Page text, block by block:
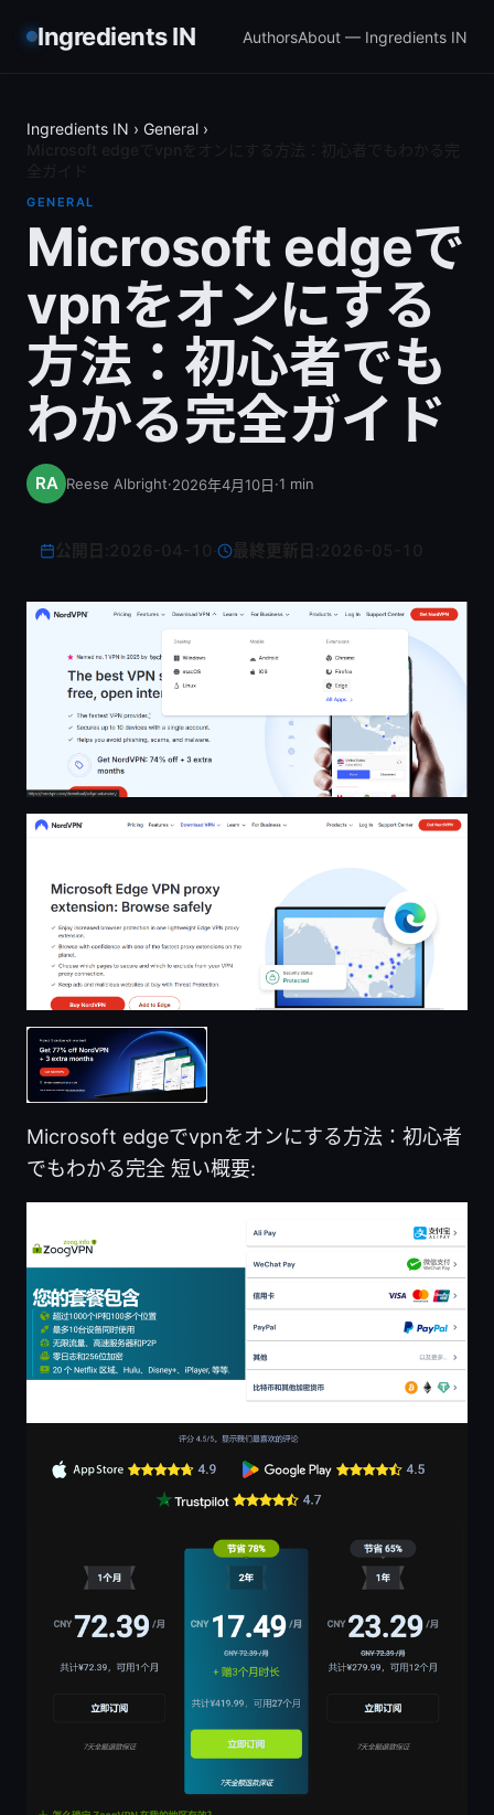
Ingredients IN AuthorsAbout — Ingredients IN
Ingredients IN › General ›
GENERAL
Microsoft edgeで
vpnをオンにする
方法：初心者でも
わかる完全ガイド
Reese Albright·2026年4月10日·1 min
最終更新日:
Microsoft edgeでvpnをオンにする方法：初心者
でもわかる完全 短い概要: